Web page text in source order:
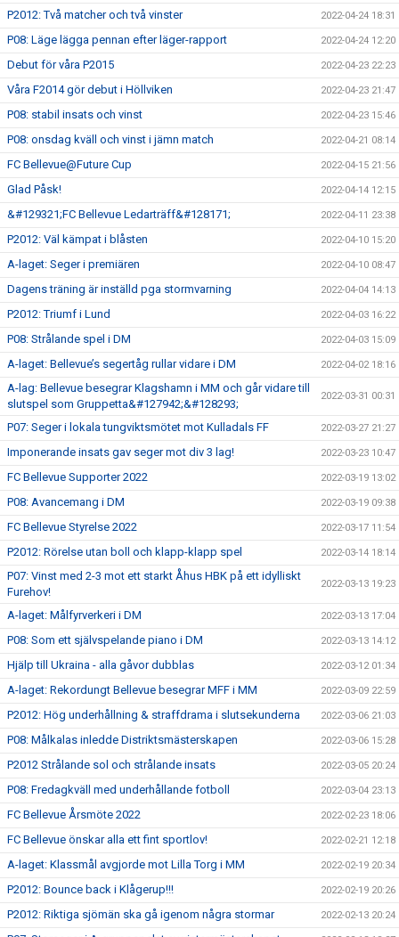
P2012: Två matcher och två vinster 2022-04-24 18:31
P08: Läge lägga pennan efter läger-rapport 2022-04-24 12:20
Debut för våra P2015 2022-04-23 22:23
Våra F2014 gör debut i Höllviken 2022-04-23 21:47
P08: stabil insats och vinst 2022-04-23 15:46
P08: onsdag kväll och vinst i jämn match 2022-04-21 08:14
FC Bellevue@Future Cup 2022-04-15 21:56
Glad Påsk! 2022-04-14 12:15
&#129321;FC Bellevue Ledarträff&#128171; 2022-04-11 23:38
P2012: Väl kämpat i blåsten 2022-04-10 15:20
A-laget: Seger i premiären 2022-04-10 08:47
Dagens träning är inställd pga stormvarning 2022-04-04 14:13
P2012: Triumf i Lund 2022-04-03 16:22
P08: Strålande spel i DM 2022-04-03 15:09
A-laget: Bellevue’s segertåg rullar vidare i DM 2022-04-02 18:16
A-lag: Bellevue besegrar Klagshamn i MM och går vidare till
slutspel som Gruppetta&#127942;&#128293;
2022-03-31 00:31
P07: Seger i lokala tungviktsmötet mot Kulladals FF 2022-03-27 21:27
Imponerande insats gav seger mot div 3 lag! 2022-03-23 10:47
FC Bellevue Supporter 2022 2022-03-19 13:02
P08: Avancemang i DM 2022-03-19 09:38
FC Bellevue Styrelse 2022 2022-03-17 11:54
P2012: Rörelse utan boll och klapp-klapp spel 2022-03-14 18:14
P07: Vinst med 2-3 mot ett starkt Åhus HBK på ett idylliskt
Furehov!
2022-03-13 19:23
A-laget: Målfyrverkeri i DM 2022-03-13 17:04
P08: Som ett självspelande piano i DM 2022-03-13 14:12
Hjälp till Ukraina - alla gåvor dubblas 2022-03-12 01:34
A-laget: Rekordungt Bellevue besegrar MFF i MM 2022-03-09 22:59
P2012: Hög underhållning & straffdrama i slutsekunderna 2022-03-06 21:03
P08: Målkalas inledde Distriktsmästerskapen 2022-03-06 15:28
P2012 Strålande sol och strålande insats 2022-03-05 20:24
P08: Fredagkväll med underhållande fotboll 2022-03-04 23:13
FC Bellevue Årsmöte 2022 2022-02-23 18:06
FC Bellevue önskar alla ett fint sportlov! 2022-02-21 12:18
A-laget: Klassmål avgjorde mot Lilla Torg i MM 2022-02-19 20:34
P2012: Bounce back i Klågerup!!! 2022-02-19 20:26
P2012: Riktiga sjömän ska gå igenom några stormar 2022-02-13 20:24